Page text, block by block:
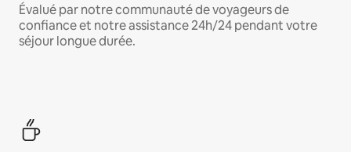
Évalué par notre communauté de voyageurs de
confiance et notre assistance 24h/24 pendant votre
séjour longue durée.